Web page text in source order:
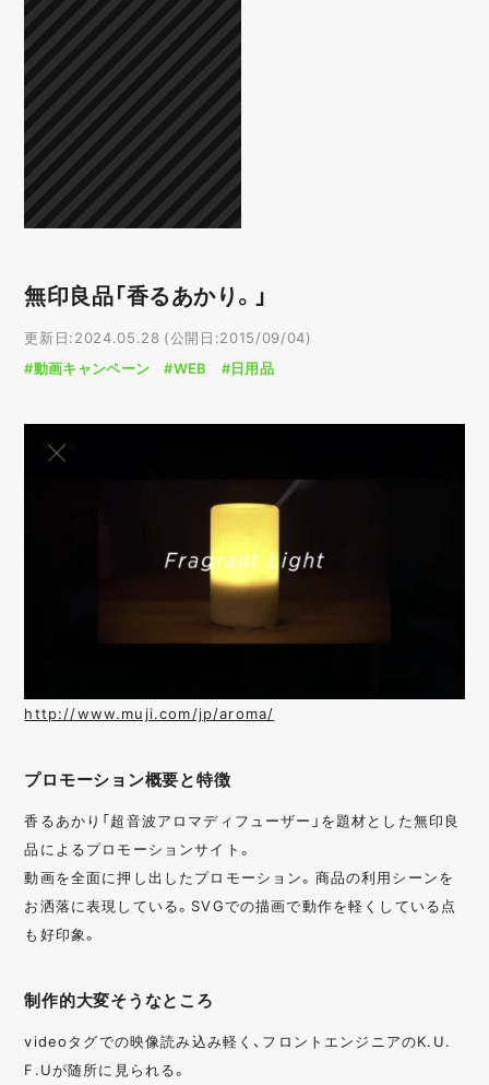
無印良品「香るあかり。」
更新日:2024.05.28 (公開日:2015/09/04)
#動画キャンペーン
#WEB #日用品
http://www.muji.com/jp/aroma/
プロモーション概要と特徴
香るあかり「超音波アロマディフューザー」を題材とした無印良
品によるプロモーションサイト。
動画を全面に押し出したプロモーション。商品の利用シーンを
お洒落に表現している。SVGでの描画で動作を軽くしている点
も好印象。
制作的大変そうなところ
videoタグでの映像読み込み軽く、フロントエンジニアのK.U.
F.Uが随所に見られる。